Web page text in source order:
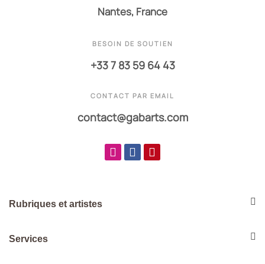
Nantes, France
BESOIN DE SOUTIEN
+33 7 83 59 64 43
CONTACT PAR EMAIL
contact@gabarts.com
Rubriques et artistes
Services